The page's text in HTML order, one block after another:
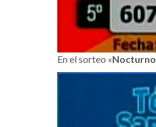
En el sorteo «Nocturno